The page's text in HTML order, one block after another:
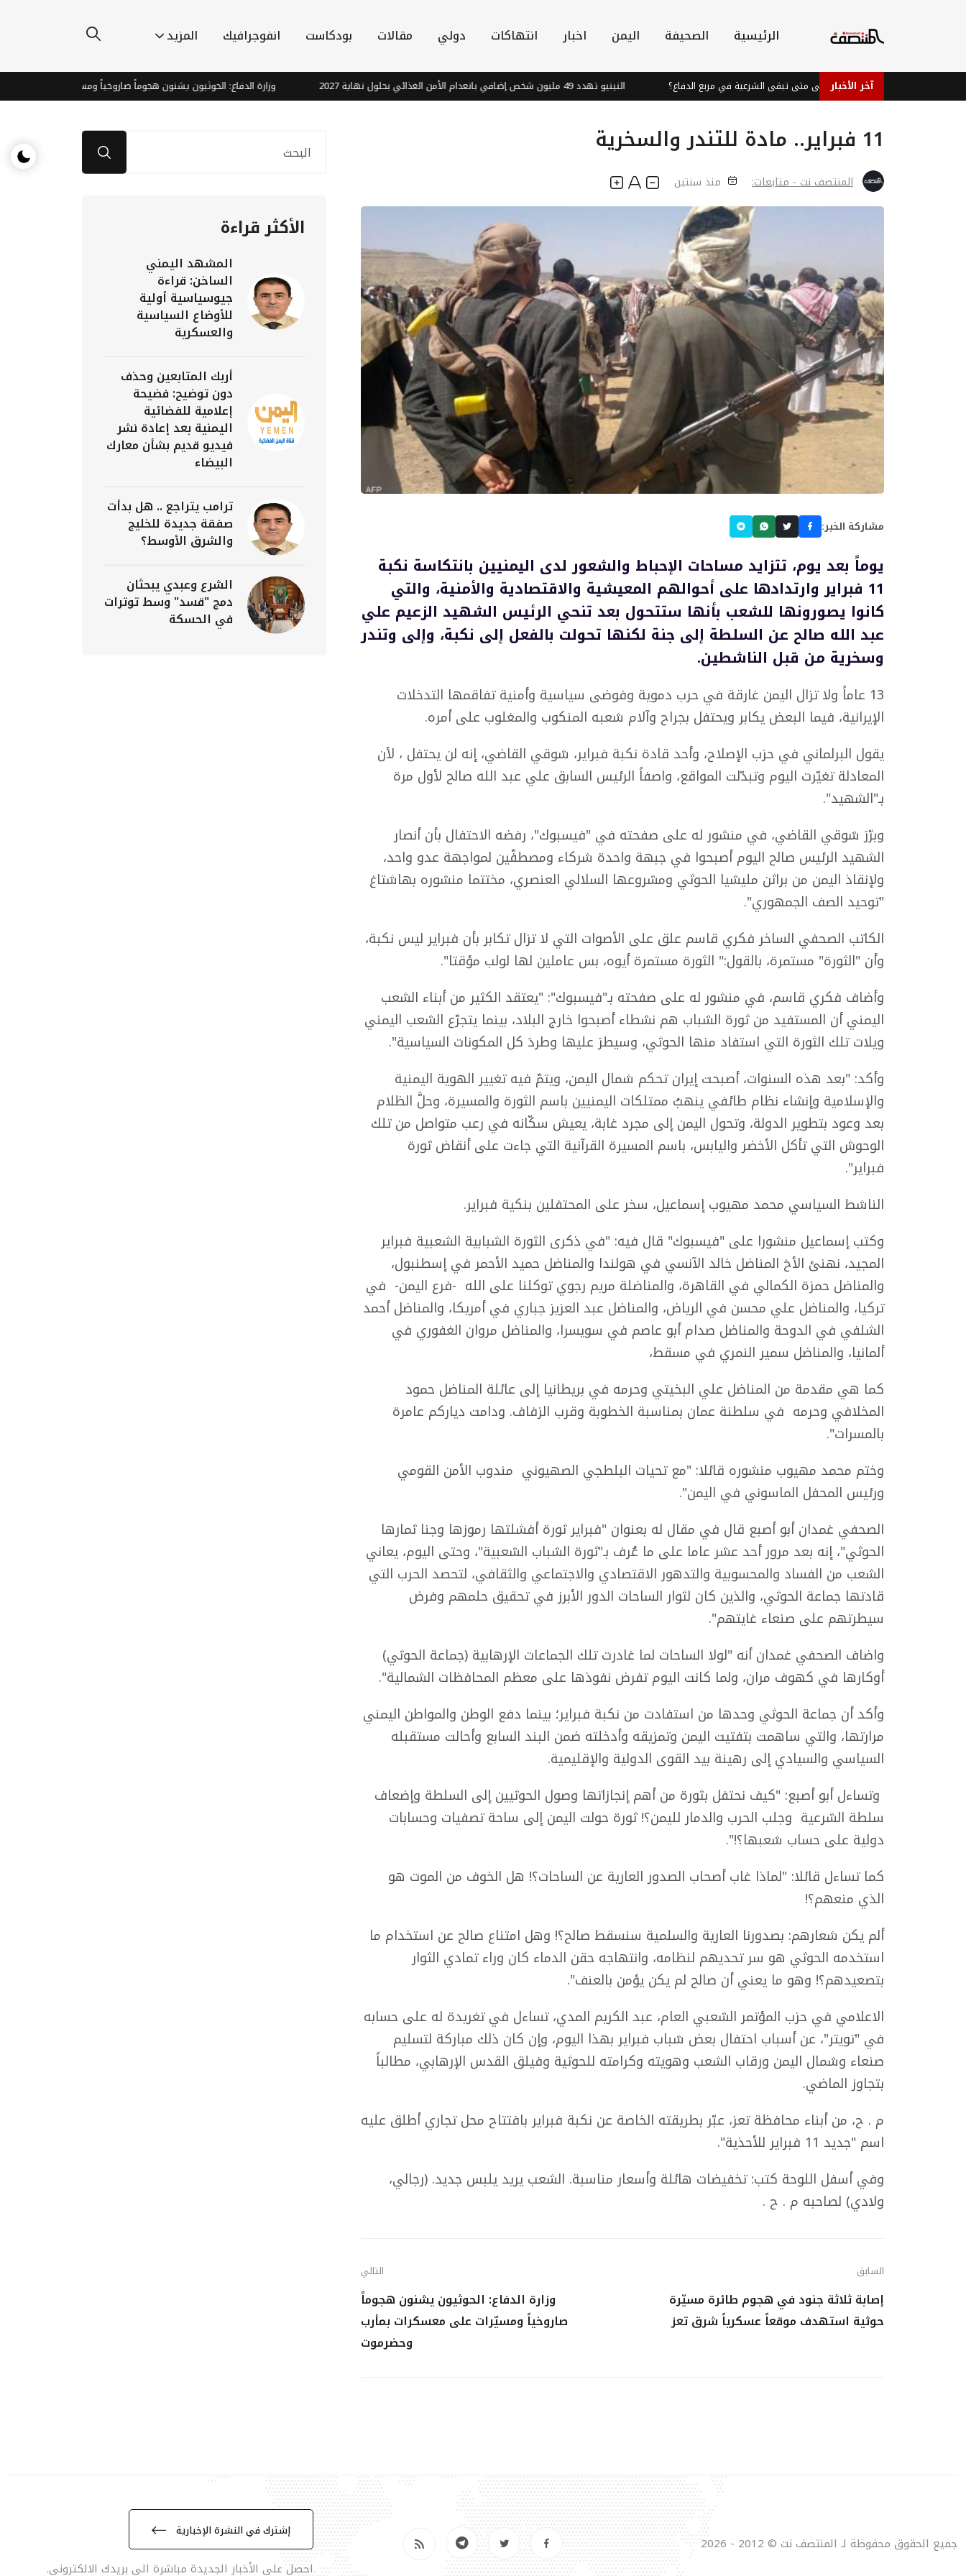
الرئيسية الصحيفة اليمن اخبار انتهاكات دولي مقالات بودكاست انفوجرافيك المزيد
آخر الأخبار
المعركة المؤجلة... إلى متى تبقى الشرعية في مربع الدفاع؟ النينيو تهدد 49 مليون شخص إضافي بانعدام الأمن الغذائي بحلول نهاية 2027 وزارة الدفاع: الحوثيون يشنون هجوماً صاروخياً ومسيّرات على معسكرات بمأرب
11 فبراير.. مادة للتندر والسخرية
المنتصف نت - متابعات: منذ سنتين
مشاركة الخبر:
يوماً بعد يوم، تتزايد مساحات الإحباط والشعور لدى اليمنيين بانتكاسة نكبة
11 فبراير وارتدادها على أحوالهم المعيشية والاقتصادية والأمنية، والتي
كانوا يصورونها للشعب بأنها ستتحول بعد تنحي الرئيس الشهيد الزعيم علي
عبد الله صالح عن السلطة إلى جنة لكنها تحولت بالفعل إلى نكبة، وإلى وتندر
وسخرية من قبل الناشطين.
13 عاماً ولا تزال اليمن غارقة في حرب دموية وفوضى سياسية وأمنية تفاقمها التدخلات
الإيرانية، فيما البعض يكابر ويحتفل بجراح وآلام شعبه المنكوب والمغلوب على أمره.
يقول البرلماني في حزب الإصلاح، وأحد قادة نكبة فبراير، شوقي القاضي، إنه لن يحتفل ، لأن
المعادلة تغيّرت اليوم وتبدّلت المواقع، واصفاً الرئيس السابق علي عبد الله صالح لأول مرة
بـ"الشهيد".
وبرّرَ شوقي القاضي، في منشور له على صفحته في "فيسبوك"، رفضه الاحتفال بأن أنصار
الشهيد الرئيس صالح اليوم أصبحوا في جبهة واحدة شركاء ومصطفّين لمواجهة عدو واحد،
ولإنقاذ اليمن من براثن مليشيا الحوثي ومشروعها السلالي العنصري، مختتما منشوره بهاشتاغ
"توحيد الصف الجمهوري".
الكاتب الصحفي الساخر فكري قاسم علق على الأصوات التي لا تزال تكابر بأن فبراير ليس نكبة،
وأن "الثورة" مستمرة، بالقول:" الثورة مستمرة أيوه، بس عاملين لها لولب مؤقتا".
وأضاف فكري قاسم، في منشور له على صفحته بـ"فيسبوك": "يعتقد الكثير من أبناء الشعب
اليمني أن المستفيد من ثورة الشباب هم نشطاء أصبحوا خارج البلاد، بينما يتجرّع الشعب اليمني
ويلات تلك الثورة التي استفاد منها الحوثي، وسيطرَ عليها وطردَ كل المكونات السياسية".
وأكد: "بعد هذه السنوات، أصبحت إيران تحكم شمال اليمن، ويتمّ فيه تغيير الهوية اليمنية
والإسلامية وإنشاء نظام طائفي ينهبُ ممتلكات اليمنيين باسم الثورة والمسيرة، وحلَّ الظلام
بعد وعود بتطوير الدولة، وتحول اليمن إلى مجرد غابة، يعيش سكّانه في رعب متواصل من تلك
الوحوش التي تأكل الأخضر واليابس، باسم المسيرة القرآنية التي جاءت على أنقاض ثورة
فبراير".
الناشط السياسي محمد مهيوب إسماعيل، سخر على المحتفلين بنكية فبراير.
وكتب إسماعيل منشورا على "فيسبوك" قال فيه: "في ذكرى الثورة الشبابية الشعبية فبراير
المجيد، نهنئ الأخ المناضل خالد الآنسي في هولندا والمناضل حميد الأحمر في إسطنبول،
والمناضل حمزة الكمالي في القاهرة، والمناضلة مريم رجوي توكلنا على الله -فرع اليمن- في
تركيا، والمناضل علي محسن في الرياض، والمناضل عبد العزيز جباري في أمريكا، والمناضل أحمد
الشلفي في الدوحة والمناضل صدام أبو عاصم في سويسرا، والمناضل مروان الغفوري في
ألمانيا، والمناضل سمير النمري في مسقط،
كما هي مقدمة من المناضل علي البخيتي وحرمه في بريطانيا إلى عائلة المناضل حمود
المخلافي وحرمه في سلطنة عمان بمناسبة الخطوبة وقرب الزفاف. ودامت دياركم عامرة
بالمسرات".
وختم محمد مهيوب منشوره قائلا: "مع تحيات البلطجي الصهيوني مندوب الأمن القومي
ورئيس المحفل الماسوني في اليمن".
الصحفي غمدان أبو أصبع قال في مقال له بعنوان "فبراير ثورة أفشلتها رموزها وجنا ثمارها
الحوثي"، إنه بعد مرور أحد عشر عاما على ما عُرف بـ"ثورة الشباب الشعبية"، وحتى اليوم، يعاني
الشعب من الفساد والمحسوبية والتدهور الاقتصادي والاجتماعي والثقافي، لتحصد الحرب التي
قادتها جماعة الحوثي، والذين كان لثوار الساحات الدور الأبرز في تحقيق حلمهم وفرض
سيطرتهم على صنعاء غايتهم".
واضاف الصحفي غمدان أنه "لولا الساحات لما غادرت تلك الجماعات الإرهابية (جماعة الحوثي)
أوكارها في كهوف مران، ولما كانت اليوم تفرض نفوذها على معظم المحافظات الشمالية".
وأكد أن جماعة الحوثي وحدها من استفادت من نكبة فبراير؛ بينما دفع الوطن والمواطن اليمني
مرارتها، والتي ساهمت بتفتيت اليمن وتمزيقه وأدخلته ضمن البند السابع وأحالت مستقبله
السياسي والسيادي إلى رهينة بيد القوى الدولية والإقليمية.
وتساءل أبو أصبع: "كيف نحتفل بثورة من أهم إنجازاتها وصول الحوثيين إلى السلطة وإضعاف
سلطة الشرعية وجلب الحرب والدمار لليمن؟! ثورة حولت اليمن إلى ساحة تصفيات وحسابات
دولية على حساب شعبها؟!".
كما تساءل قائلا: "لماذا غاب أصحاب الصدور العارية عن الساحات؟! هل الخوف من الموت هو
الذي منعهم؟!
ألم يكن شعارهم: بصدورنا العارية والسلمية سنسقط صالح؟! وهل امتناع صالح عن استخدام ما
استخدمه الحوثي هو سر تحديهم لنظامه، وانتهاجه حقن الدماء كان وراء تمادي الثوار
بتصعيدهم؟! وهو ما يعني أن صالح لم يكن يؤمن بالعنف".
الاعلامي في حزب المؤتمر الشعبي العام، عبد الكريم المدي، تساءل في تغريدة له على حسابه
في "تويتر"، عن أسباب احتفال بعض شباب فبراير بهذا اليوم، وإن كان ذلك مباركة لتسليم
صنعاء وشمال اليمن ورقاب الشعب وهويته وكرامته للحوثية وفيلق القدس الإرهابي، مطالباً
بتجاوز الماضي.
م . ح، من أبناء محافظة تعز، عبّر بطريقته الخاصة عن نكبة فبراير بافتتاح محل تجاري أطلق عليه
اسم "جديد 11 فبراير للأحذية".
وفي أسفل اللوحة كتب: تخفيضات هائلة وأسعار مناسبة. الشعب يريد يلبس جديد. (رجالي،
ولادي) لصاحبه م . ح .
السابق
إصابة ثلاثة جنود في هجوم طائرة مسيّرة
حوثية استهدف موقعاً عسكرياً شرق تعز
التالي
وزارة الدفاع: الحوثيون يشنون هجوماً
صاروخياً ومسيّرات على معسكرات بمأرب
وحضرموت
الأكثر قراءة
المشهد اليمني
الساخن: قراءة
جيوسياسية أولية
للأوضاع السياسية
والعسكرية
أربك المتابعين وحذف
دون توضيح: فضيحة
إعلامية للفضائية
اليمنية بعد إعادة نشر
فيديو قديم بشأن معارك
البيضاء
ترامب يتراجع .. هل بدأت
صفقة جديدة للخليج
والشرق الأوسط؟
الشرع وعبدي يبحثان
دمج "قسد" وسط توترات
في الحسكة
جميع الحقوق محفوظة لـ المنتصف نت © 2012 - 2026
إشترك في النشرة الإخبارية
احصل على الأخبار الجديدة مباشرة الى بريدك الالكتروني.